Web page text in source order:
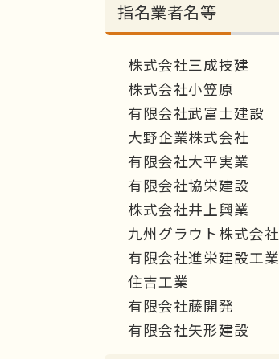
指名業者名等
株式会社三成技建
株式会社小笠原
有限会社武富士建設
大野企業株式会社
有限会社大平実業
有限会社協栄建設
株式会社井上興業
九州グラウト株式会社
有限会社進栄建設工業
住吉工業
有限会社藤開発
有限会社矢形建設